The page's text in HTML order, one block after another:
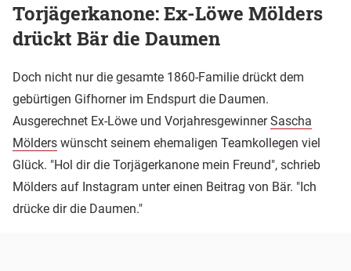
Torjägerkanone: Ex-Löwe Mölders
drückt Bär die Daumen
Doch nicht nur die gesamte 1860-Familie drückt dem
gebürtigen Gifhorner im Endspurt die Daumen.
Ausgerechnet Ex-Löwe und VorjahresgewinnerSascha
Mölders wünscht seinem ehemaligen Teamkollegen viel
Glück. "Hol dir die Torjägerkanone mein Freund", schrieb
Mölders auf Instagram unter einen Beitrag von Bär. "Ich
drücke dir die Daumen."